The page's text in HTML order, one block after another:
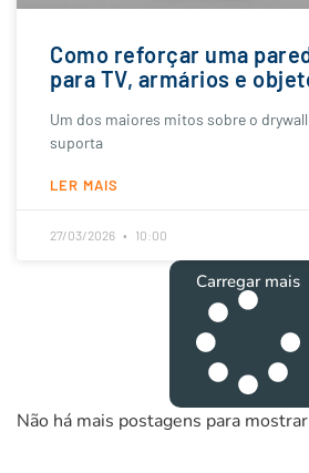
Como reforçar uma
para TV, armários e
Um dos maiores mitos sobre o drywall
suporta
LER MAIS
27/03/2026 10:00
Carregar mais
Não há mais postagens para mostrar